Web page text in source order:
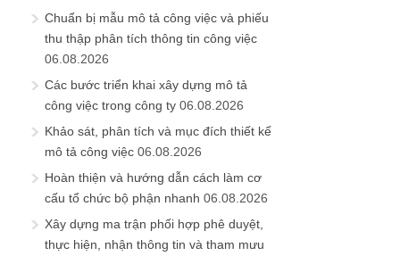
Chuẩn bị mẫu mô tả công việc và phiếu
thu thập phân tích thông tin công việc
06.08.2026
Các bước triển khai xây dựng mô tả
công việc trong công ty 06.08.2026
Khảo sát, phân tích và mục đích thiết kế
mô tả công việc 06.08.2026
Hoàn thiện và hướng dẫn cách làm cơ
cấu tổ chức bộ phận nhanh 06.08.2026
Xây dựng ma trận phối hợp phê duyệt,
thực hiện, nhận thông tin và tham mưu